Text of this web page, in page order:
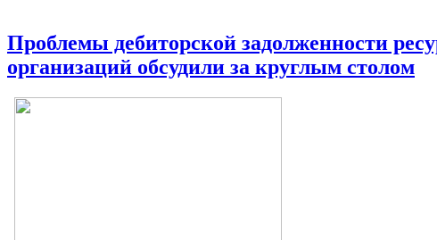
Проблемы дебиторской задолженности
организаций обсудили за круглым столом